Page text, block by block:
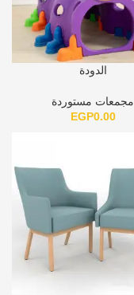
الدودة
مجمعات مستوردة
EGP0.00